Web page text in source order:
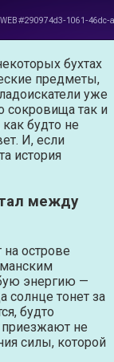
бухтах
предметы,
уже
сокровища так и
будто не
И, если
история
между
острове
энергию —
солнце тонет за
будто
не
силы, которой